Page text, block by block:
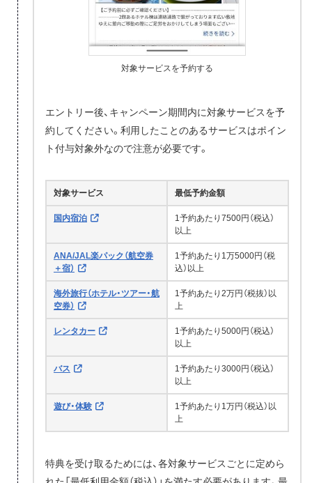
対象サービスを予約する
エントリー後、キャンペーン期間内に対象サービスを予
約してください。利用したことのあるサービスはポイン
ト付与対象外なので注意が必要です。
対象サービス 最低予約金額
国内宿泊
1予約あたり7500円（税込）
以上
ANA/JAL楽パック（航空券
＋宿）
1予約あたり1万5000円（税
込）以上
海外旅行（ホテル・ツアー・航
空券）
1予約あたり2万円（税抜）以
上
レンタカー
1予約あたり5000円（税込）
以上
バス
1予約あたり3000円（税込）
以上
遊び・体験
1予約あたり1万円（税込）以
上
特典を受け取るためには、各対象サービスごとに定めら